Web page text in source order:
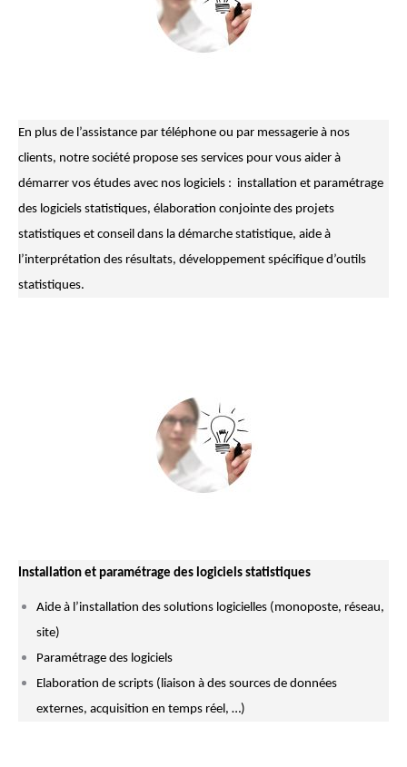
En plus de l’assistance par téléphone ou par messagerie à nos
clients, notre société propose ses services pour vous aider à
démarrer vos études avec nos logiciels : installation et paramétrage
des logiciels statistiques, élaboration conjointe des projets
statistiques et conseil dans la démarche statistique, aide à
l’interprétation des résultats, développement spécifique d’outils
statistiques.
Installation et paramétrage des logiciels statistiques
Aide à l’installation des solutions logicielles (monoposte, réseau,
site)
Paramétrage des logiciels
Elaboration de scripts (liaison à des sources de données
externes, acquisition en temps réel, …)